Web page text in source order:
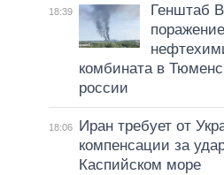
18:39
Генштаб
поражение
комбината в
россии
18:06
Иран требует от
компенсации за
Каспийском море